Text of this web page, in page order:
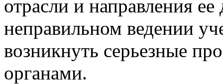
отрасли и направления
неправильном ведении
возникнуть серьезные
органами.